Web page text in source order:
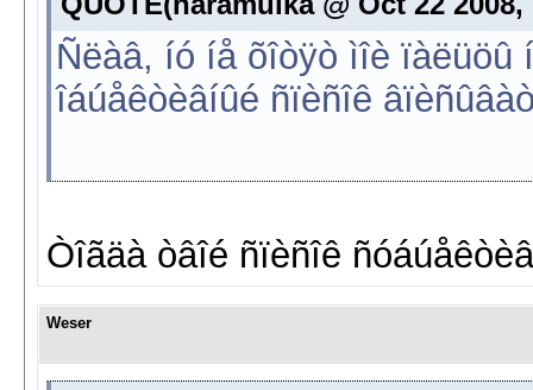
Ñëàâ, íó íå õîòÿò ìîè
îáúåêòèâíûé ñïèñîê
Òîãäà òâîé ñïèñîê
Weser